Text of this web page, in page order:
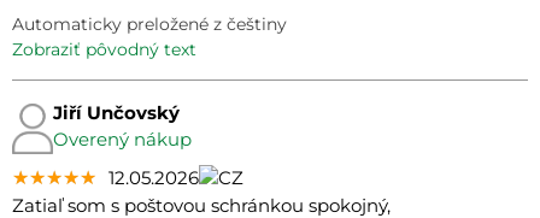
Automaticky preložené z češtiny
zobraziť pôvodný text
Jiří Unčovský
Overený nákup
★★★★★
★★★★★
★★★★★ 12.05.2026
Zatiaľ som s poštovou schránkou spokojný,